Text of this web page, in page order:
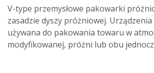
V-type przemysłowe pakowarki
zasadzie dyszy próżniowej.
używana do pakowania towaru w
modyfikowanej, próżni lub obu